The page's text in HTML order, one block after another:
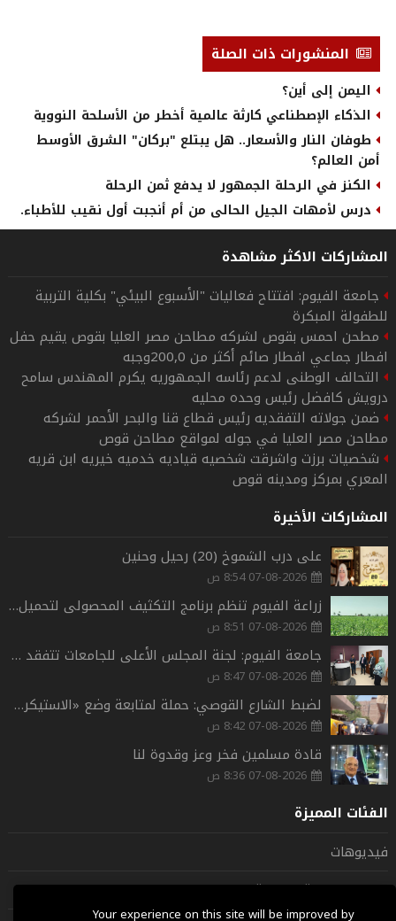
المنشورات ذات الصلة
اليمن إلى أين؟
الذكاء الإصطناعي كارثة عالمية أخطر من الأسلحة النووية
طوفان النار والأسعار.. هل يبتلع "بركان" الشرق الأوسط
أمن العالم؟
الكنز في الرحلة الجمهور لا يدفع ثمن الرحلة
درس لأمهات الجيل الحالى من أم أنجبت أول نقيب للأطباء.
المشاركات الاكثر مشاهدة
جامعة الفيوم: افتتاح فعاليات "الأسبوع البيئي" بكلية التربية
للطفولة المبكرة
مطحن احمس بقوص لشركه مطاحن مصر العليا بقوص يقيم حفل
افطار جماعي افطار صائم أكثر من 200,0وجبه
التحالف الوطنى لدعم رئاسه الجمهوريه يكرم المهندس سامح
درويش كافضل رئيس وحده محليه
ضمن جولاته التفقديه رئيس قطاع قنا والبحر الأحمر لشركه
مطاحن مصر العليا في جوله لمواقع مطاحن قوص
شخصيات برزت واشرقت شخصيه قياديه خدميه خيريه ابن قريه
المعري بمركز ومدينه قوص
المشاركات الأخيرة
على درب الشموخ (20) رحيل وحنين
07-08-2026 8:54 ص
زراعة الفيوم تنظم برنامج التكثيف المحصولى لتحميل السمسم على القطن بمركز الفيوم
07-08-2026 8:51 ص
جامعة الفيوم: لجنة المجلس الأعلى للجامعات تتفقد اختبارات قدرات كلية علوم الرياضة
07-08-2026 8:47 ص
لضبط الشارع القوصي: حملة لمتابعة وضع «الاستيكر» وتحصيل الكارتات الشهرية لمركبات التوك توك
07-08-2026 8:42 ص
قادة مسلمين فخر وعز وقدوة لنا
07-08-2026 8:36 ص
الفئات المميزة
فيديوهات
شخصيات عربية وعالمية
Your experience on this site will be improved by